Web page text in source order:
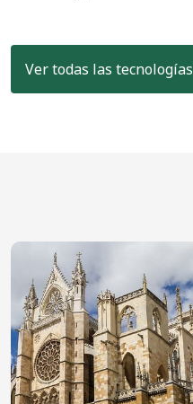
Ver todas las tecnologías